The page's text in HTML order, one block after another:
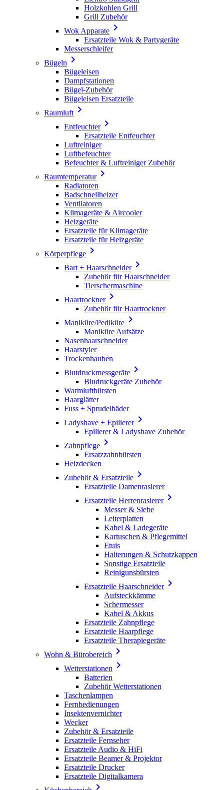
Holzkohlen Grill
Grill Zubehör
Wok Apparate 
Ersatzteile Wok & Partygeräte
Messerschleifer
Bügeln 
Bügeleisen
Dampfstationen
Bügel-Zubehör
Bügeleisen Ersatzteile
Raumluft 
Entfeuchter
Ersatzteile Entfeuchter
Luftreiniger
Luftbefeuchter
Befeuchter & Luftreiniger Zubehör
Raumtemperatur
Radiatoren
Badschnellheizer
Ventilatoren
Klimageräte & Aircooler
Heizgeräte
Ersatzteile für Klimageräte
Ersatzteile für Heizgeräte
Körperpflege 
Bart + Haarschneider
Zubehör für Haarschneider
Tierschermaschine
Haartrockner
Zubehör für Haartrockner
Maniküre/Pediküre 
Maniküre Aufsätze
Nasenhaarschneider
Haarstyler
Trockenhauben
Blutdruckmessgeräte 
Bludruckgeräte Zubehör
Warmluftbürsten
Haarglätter
Fuss + Sprudelbäder
Ladyshave + Epilierer
Epilierer & Ladyshave Zubehör
Zahnpflege 
Ersatzzahnbürsten
Heizdecken
Zubehör & Ersatzteile 
Ersatzteile Damenrasierer
Ersatzteile Herrenrasierer
Messer & Siebe
Leiterplatten
Kabel & Ladegeräte
Kartuschen & Pflegemittel
Etuis
Halterungen & Schutzkappen
Sonstige Ersatzteile
Reinigunsbürsten
Ersatzteile Haarschneider
Aufsteckkämme
Schermesser
Kabel & Akkus
Ersatzteile Zahnpflege
Ersatzteile Haarpflege
Ersatzteile Therapiegeräte
Wohn & Bürobereich 
Wetterstationen 
Batterien
Zubehör Wetterstationen
Taschenlampen
Fernbedienungen
Insektenvernichter
Wecker
Zubehör & Ersatzteile
Ersatzteile Fernseher
Ersatzteile Audio & HiFi
Ersatzteile Beamer & Projektor
Ersatzteile Drucker
Ersatzteile Digitalkamera
